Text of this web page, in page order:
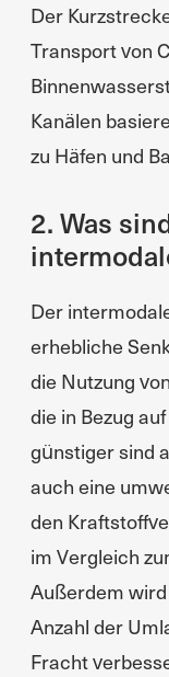
Der
Transport von
Kanälen
zu Häfen und
2. Was
Der
erhebliche
die Nutzung
die in Bezug
günstiger sind
auch eine
den
im Vergleich
Außerdem
Anzahl der
Fracht